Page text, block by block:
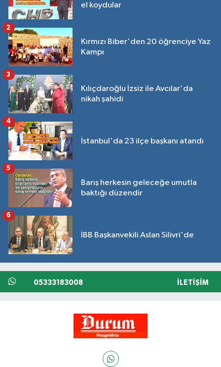
el koydular
Kırmızı Biber'den 20 öğrenciye Yaz
Kampı
2
Kılıçdaroğlu İzsiz ile Avcılar'da
nikah şahidi
3
İstanbul'da 23 ilçe başkanı atandı
4
Barış herkesin geleceğe umutla
baktığı düzendir
5
İBB Başkanvekili Aslan Silivri'de
6
05333183008 İLETIŞIM